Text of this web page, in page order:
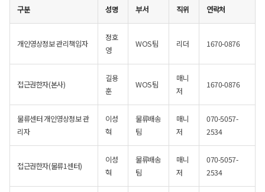
구분 성명 부서 직위 연락처
개인영상정보 관리책임자
정호
영
WOS팀 리더 1670-0876
접근권한자(본사)
길용
훈
WOS팀
매니
저
1670-0876
물류센터 개인영상정보 관
리자
이성
혁
물류배송
팀
매니
저
070-5057-
2534
접근권한자(물류1센터)
이성
혁
물류배송
팀
매니
저
070-5057-
2534